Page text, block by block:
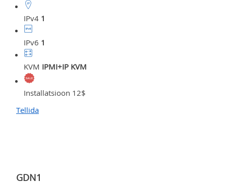
IPv4 1
IPv6 1
KVM IPMI+IP KVM
Installatsioon 12$
Tellida
GDN1